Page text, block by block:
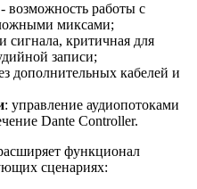
- возможность работы с
миксами;
сигнала, критичная для
записи;
дополнительных кабелей и
: управление аудиопотоками
Dante Controller.
функционал
сценариях: